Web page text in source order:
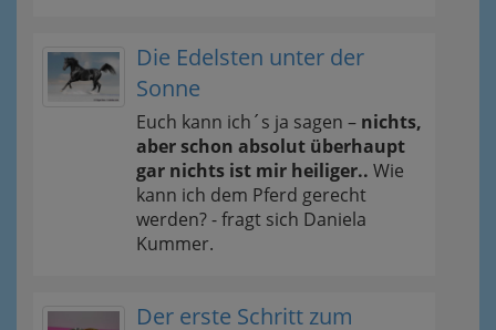
Die Edelsten unter der
Sonne
Euch kann ich´s ja sagen – nichts,
aber schon absolut überhaupt
gar nichts ist mir heiliger.. Wie
kann ich dem Pferd gerecht
werden? - fragt sich Daniela
Kummer.
Der erste Schritt zum